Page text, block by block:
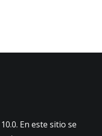
En este sitio se